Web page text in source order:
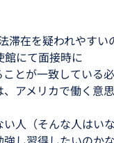
在を疑われやすい
館にて面接時に
とが一致している必
アメリカで働く意
人（そんな人は